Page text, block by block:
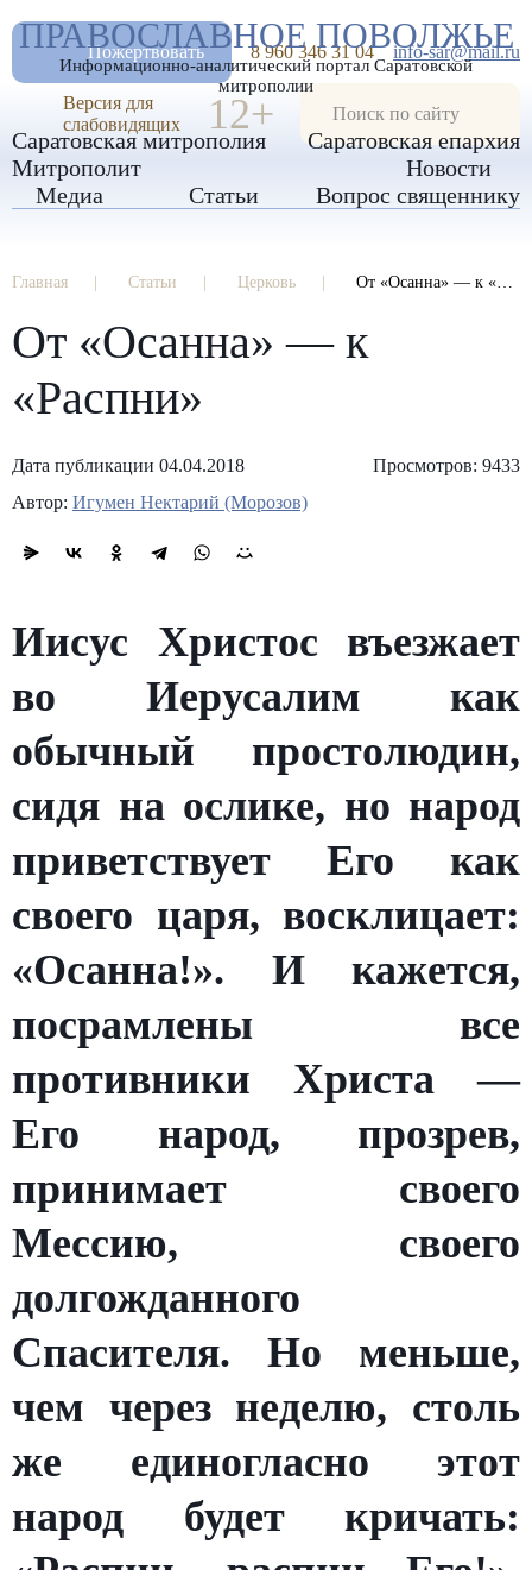
РАЗМЕР ШРИФТА А А А
ИЗОБРАЖЕНИЯ
ПРАВОСЛАВНОЕ ПОВОЛЖЬЕ
Информационно-аналитический портал Саратовской
митрополии
Пожертвовать 8 960 346 31 04 info-sar@mail.ru
Версия для
слабовидящих
12+
Саратовская митрополия
Саратовская епархия
Митрополит
Новости
Медиа
Статьи Вопрос священнику
Главная Статьи Церковь От «Осанна» — к «Распни»
От «Осанна» — к
«Распни»
Дата публикации 04.04.2018
Просмотров: 9433
Автор: Игумен Нектарий (Морозов)
Иисус Христос въезжает
во Иерусалим как
обычный простолюдин,
сидя на ослике, но народ
приветствует Его как
своего царя, восклицает:
«Осанна!». И кажется,
посрамлены все
противники Христа —
Его народ, прозрев,
принимает своего
Мессию, своего
долгожданного
Спасителя. Но меньше,
чем через неделю, столь
же единогласно этот
народ будет кричать: